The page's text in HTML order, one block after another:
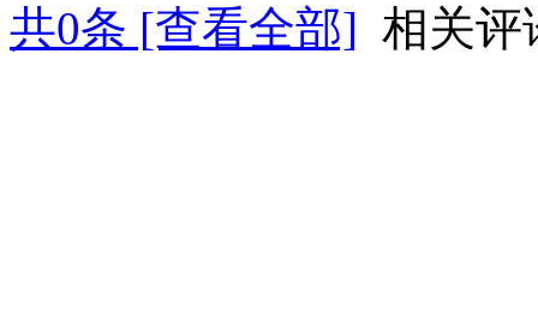
共0条 [查看全部] 相关评